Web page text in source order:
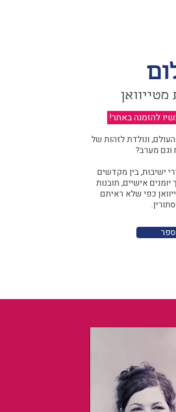
להזמנה באתר!
ונולדת לזהות של
וגם מערב?​​
ישיבות, בין מקדשים
אישיים, תובנות
כפי שלא ראיתם